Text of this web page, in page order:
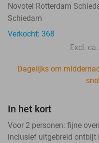
Novotel Rotterdam
Schiedam
Verkocht: 368
Excl.
Dagelijks om
In het kort
Voor 2 personen: fijne
inclusief uitgebreid ontbijt